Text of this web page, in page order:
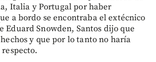
Italia y Portugal por haber
a bordo se encontraba el extécnico
Eduard Snowden, Santos dijo que
y que por lo tanto no haría